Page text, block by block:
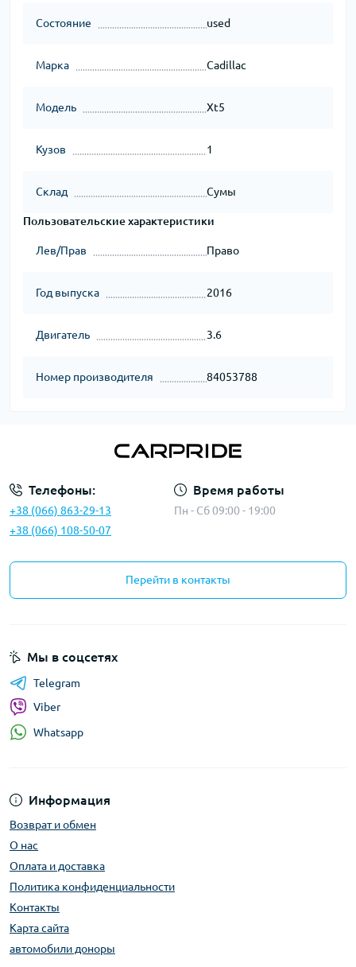
Состояние used
Марка Cadillac
Модель Xt5
Кузов 1
Склад Сумы
Пользовательские характеристики
Лев/Прав Право
Год выпуска 2016
Двигатель 3.6
Номер производителя 84053788
Телефоны:
+38 (066) 863-29-13
+38 (066) 108-50-07
Время работы
Пн - Сб 09:00 - 19:00
Перейти в контакты
Информация
Возврат и обмен
О нас
Оплата и доставка
Политика конфиденциальности
Контакты
Карта сайта
автомобили доноры
Мы в соцсетях
Telegram
Viber
Whatsapp